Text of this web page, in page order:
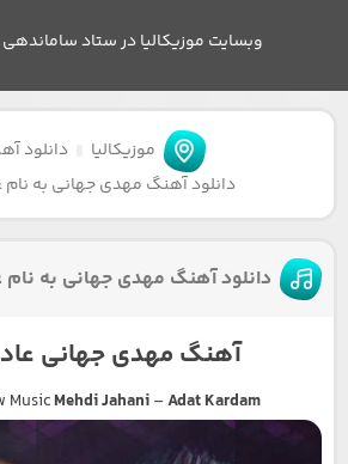
وبسایت موزیکالیا در ستاد
موزیکالیا
دانلود
دانلود آهنگ مهدی جهانی به
دانلود آهنگ مهدی جهانی به
آهنگ مهدی جهانی
MusicMehdi Jahani–Adat Kardam